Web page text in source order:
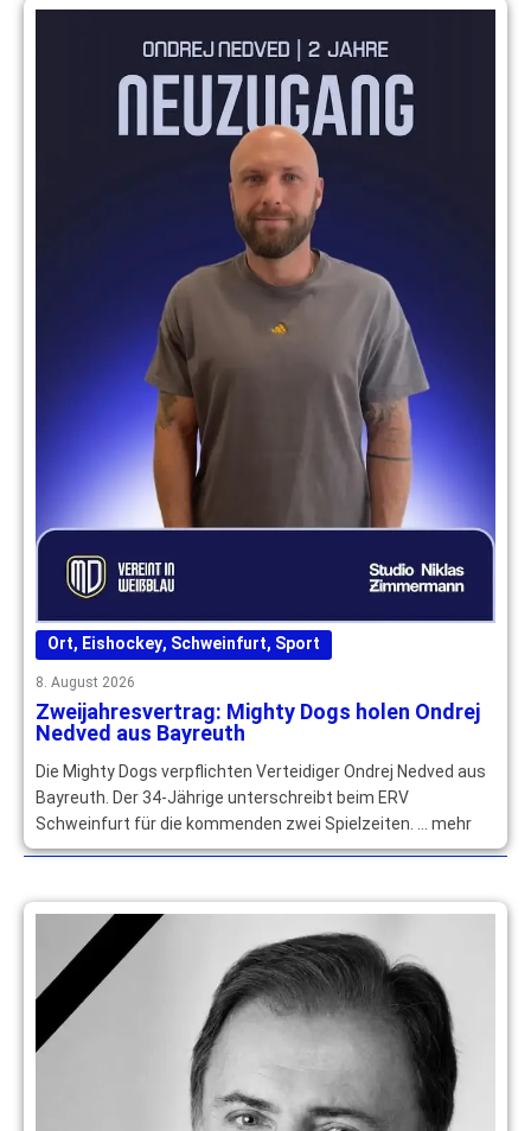
Ort, Eishockey, Schweinfurt, Sport
8. August 2026
Zweijahresvertrag: Mighty Dogs holen Ondrej
Nedved aus Bayreuth
Die Mighty Dogs verpflichten Verteidiger Ondrej Nedved aus
Bayreuth. Der 34-Jährige unterschreibt beim ERV
Schweinfurt für die kommenden zwei Spielzeiten. … mehr